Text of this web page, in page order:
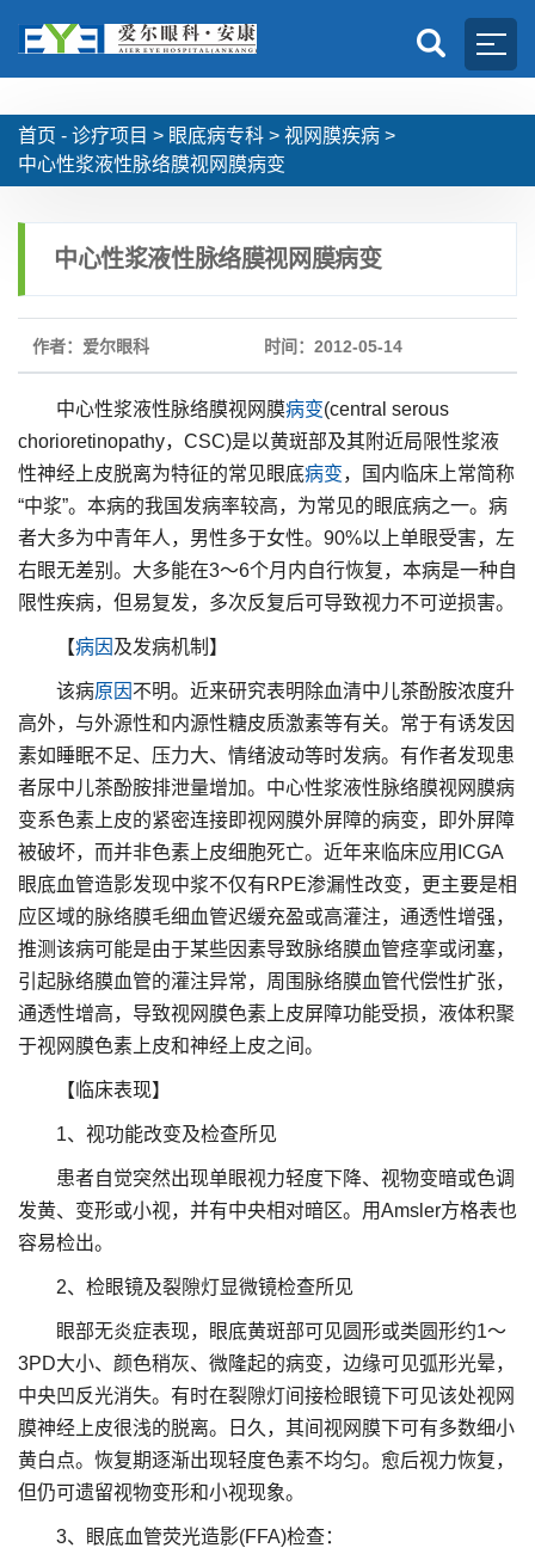
首页 - 诊疗项目 > 眼底病专科 > 视网膜疾病 >
中心性浆液性脉络膜视网膜病变
中心性浆液性脉络膜视网膜病变
作者：爱尔眼科 时间：2012-05-14
中心性浆液性脉络膜视网膜病变(central serous
chorioretinopathy，CSC)是以黄斑部及其附近局限性浆液
性神经上皮脱离为特征的常见眼底病变，国内临床上常简称
“中浆”。本病的我国发病率较高，为常见的眼底病之一。病
者大多为中青年人，男性多于女性。90%以上单眼受害，左
右眼无差别。大多能在3～6个月内自行恢复，本病是一种自
限性疾病，但易复发，多次反复后可导致视力不可逆损害。
【病因 及发病机制】
该病原因 不明。近来研究表明除血清中儿茶酚胺浓度升
高外，与外源性和内源性糖皮质激素等有关。常于有诱发因
素如睡眠不足、压力大、情绪波动等时发病。有作者发现患
者尿中儿茶酚胺排泄量增加。中心性浆液性脉络膜视网膜病
变系色素上皮的紧密连接即视网膜外屏障的病变，即外屏障
被破坏，而并非色素上皮细胞死亡。近年来临床应用ICGA
眼底血管造影发现中浆不仅有RPE渗漏性改变，更主要是相
应区域的脉络膜毛细血管迟缓充盈或高灌注，通透性增强，
推测该病可能是由于某些因素导致脉络膜血管痉挛或闭塞，
引起脉络膜血管的灌注异常，周围脉络膜血管代偿性扩张，
通透性增高，导致视网膜色素上皮屏障功能受损，液体积聚
于视网膜色素上皮和神经上皮之间。
【临床表现】
1、视功能改变及检查所见
患者自觉突然出现单眼视力轻度下降、视物变暗或色调
发黄、变形或小视，并有中央相对暗区。用Amsler方格表也
容易检出。
2、检眼镜及裂隙灯显微镜检查所见
眼部无炎症表现，眼底黄斑部可见圆形或类圆形约1～
3PD大小、颜色稍灰、微隆起的病变，边缘可见弧形光晕，
中央凹反光消失。有时在裂隙灯间接检眼镜下可见该处视网
膜神经上皮很浅的脱离。日久，其间视网膜下可有多数细小
黄白点。恢复期逐渐出现轻度色素不均匀。愈后视力恢复，
但仍可遗留视物变形和小视现象。
3、眼底血管荧光造影(FFA)检查：